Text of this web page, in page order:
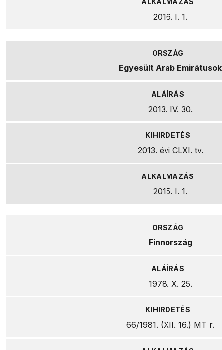
2016. I. 1.
Egyesült Arab Emirátusok
2013. IV. 30.
2013. évi CLXI. tv.
2015. I. 1.
Finnország
1978. X. 25.
66/1981. (XII. 16.) MT r.